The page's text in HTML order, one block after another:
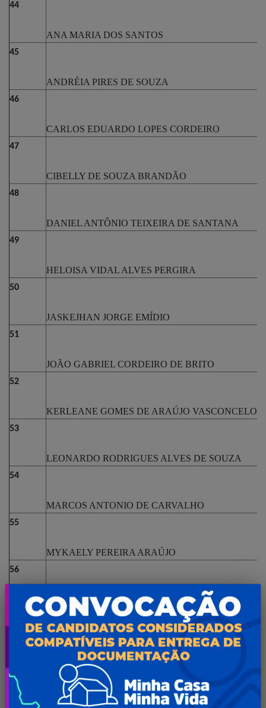
44
ANA MARIA DOS SANTOS
45
ANDRÉIA PIRES DE SOUZA
46
CARLOS EDUARDO LOPES CORDEIRO
47
CIBELLY DE SOUZA BRANDÃO
48
DANIEL ANTÔNIO TEIXEIRA DE SANTANA
49
HELOISA VIDAL ALVES PERGIRA
50
JASKEJHAN JORGE EMÍDIO
51
JOÃO GABRIEL CORDEIRO DE BRITO
52
KERLEANE GOMES DE ARAÚJO VASCONCELOS
53
LEONARDO RODRIGUES ALVES DE SOUZA
54
MARCOS ANTONIO DE CARVALHO
55
MYKAELY PEREIRA ARAÚJO
56
SANTANA MARIA PEREIRA CAMPOS
VIVIANE DE SOUZA BRANDÃO LIMA
ANDRÉ ANDERSON CHAGAS LOPES